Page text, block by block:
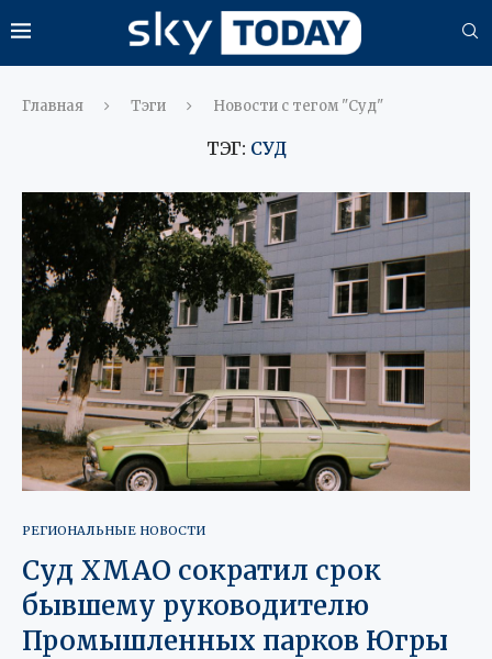
Главная Тэги Новости с тегом "Суд"
ТЭГ: СУД
РЕГИОНАЛЬНЫЕ НОВОСТИ
Суд ХМАО сократил срок
бывшему руководителю
Промышленных парков Югры